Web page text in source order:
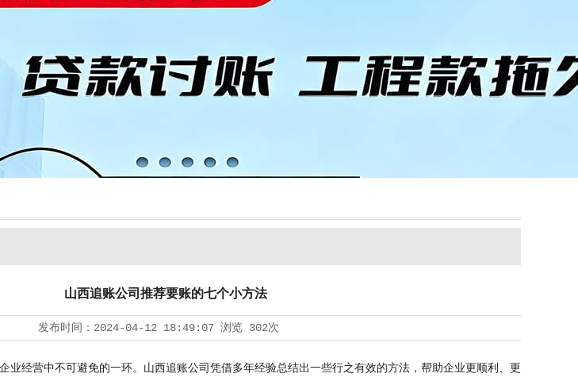
山西追账公司推荐要账的七个小方法
发布时间： 2024-04-12 18:49:07 浏览 302次
经营中不可避免的一环。山西追账公司凭借多年经验总结出一些行之有效的方法，帮助企业更顺利、更